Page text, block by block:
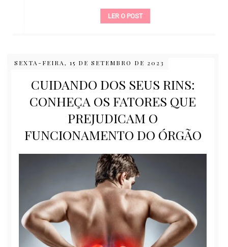
LER O POST
SEXTA-FEIRA, 15 DE SETEMBRO DE 2023
CUIDANDO DOS SEUS RINS:
CONHEÇA OS FATORES QUE
PREJUDICAM O
FUNCIONAMENTO DO ÓRGÃO